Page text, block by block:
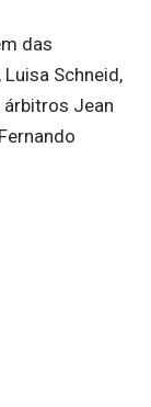
das
Schneid,
árbitros Jean